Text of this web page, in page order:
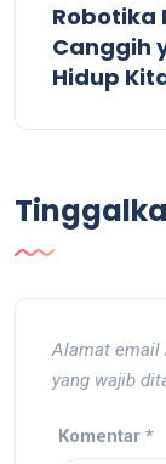
Robotika
Canggih
Hidup
Alamat email
yang wajib
Komentar *